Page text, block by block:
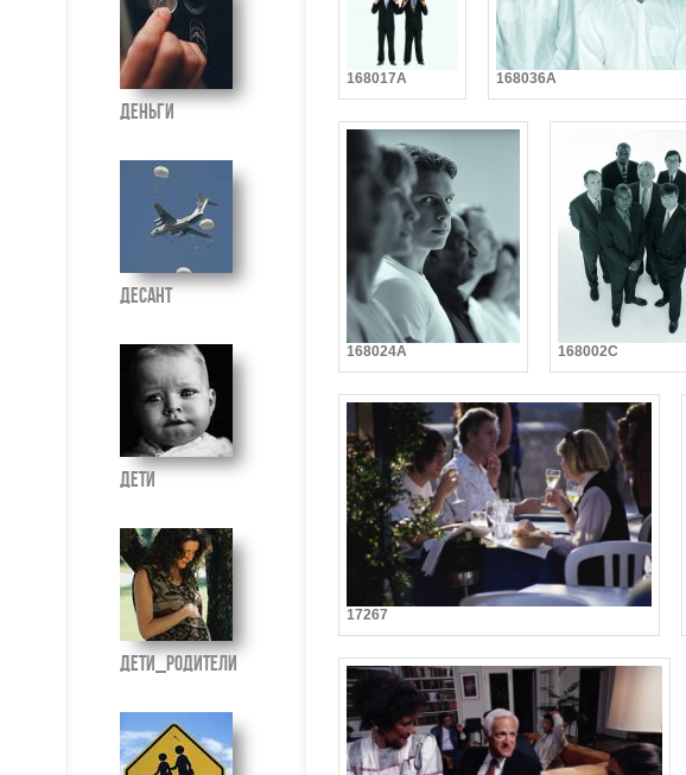
Деньги
Десант
Дети
Дети_Родители
168017A 168036A
168024A 168002C
17267